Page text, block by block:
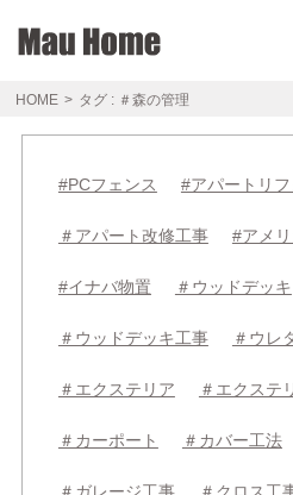
HOME > タグ : ＃森の管理
#PCフェンス #アパートリフ
＃アパート改修工事 #アメ
#イナバ物置 ＃ウッドデッキ
＃ウッドデッキ工事 ＃ウレ
＃エクステリア ＃エクステ
＃カーポート ＃カバー工法